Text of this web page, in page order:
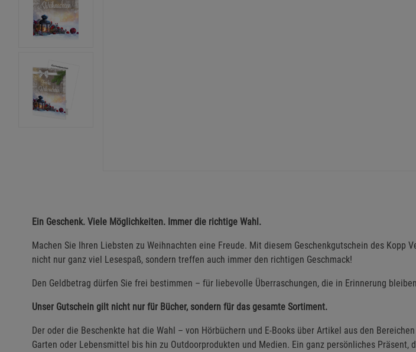
Ein Geschenk. Viele Möglichkeiten. Immer die richtige Wahl.
Machen Sie Ihren Liebsten zu Weihnachten eine Freude. Mit diesem Geschenkgutschein des Kopp
nicht nur ganz viel Lesespaß, sondern treffen auch immer den richtigen Geschmack!
Den Geldbetrag dürfen Sie frei bestimmen – für liebevolle Überraschungen, die in Erinnerung
Unser Gutschein gilt nicht nur für Bücher, sondern für das gesamte Sortiment.
Der oder die Beschenkte hat die Wahl – von Hörbüchern und E-Books über Artikel aus den
Garten oder Lebensmittel bis hin zu Outdoorprodukten und Medien. Ein ganz persönliches Präsent,